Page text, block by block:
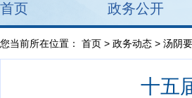
首页 政务公开
您当前所在位置： 首页 > 政务动态 > 汤阴
十五